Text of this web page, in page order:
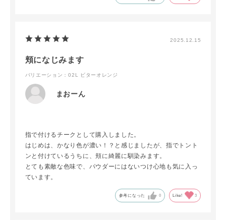
2025.12.15
頬になじみます
バリエーション：02L ビターオレンジ
まおーん
指で付けるチークとして購入しました。
はじめは、かなり色が濃い！？と感じましたが、指でトント
ンと付けているうちに、頬に綺麗に馴染みます。
とても素敵な色味で、パウダーにはないつけ心地も気に入っ
ています。
参考になった 0 Like! 3